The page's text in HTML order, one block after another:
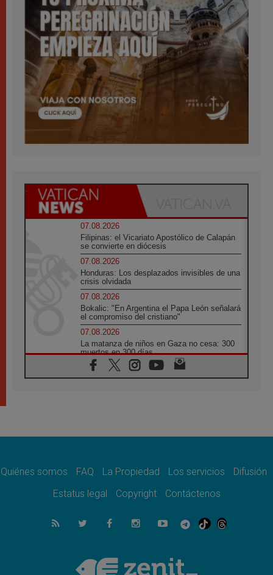
07.08.2026
Filipinas: el Vicariato Apostólico de Calapán
se convierte en diócesis
07.08.2026
Honduras: Los desplazados invisibles de una
crisis olvidada
07.08.2026
Bokalic: "En Argentina el Papa León señalará
el compromiso del cristiano"
07.08.2026
La matanza de niños en Gaza no cesa: 300
muertos en 300 días
07.08.2026
Tagle: La guerra desfigura el mundo, solo la
como misión al servicio del Evangelio
SIGNIS 2026, dar voz a las religiosas en el
07.08.2026
Lanzan un proyecto de empoderamiento
Programa oficial del Viaje Apostólico del
Papa León XIV a Francia
Quiénes somos FAQ La Propiedad Los servicios
Difusión
Estatus legal
Copyright Contáctenos